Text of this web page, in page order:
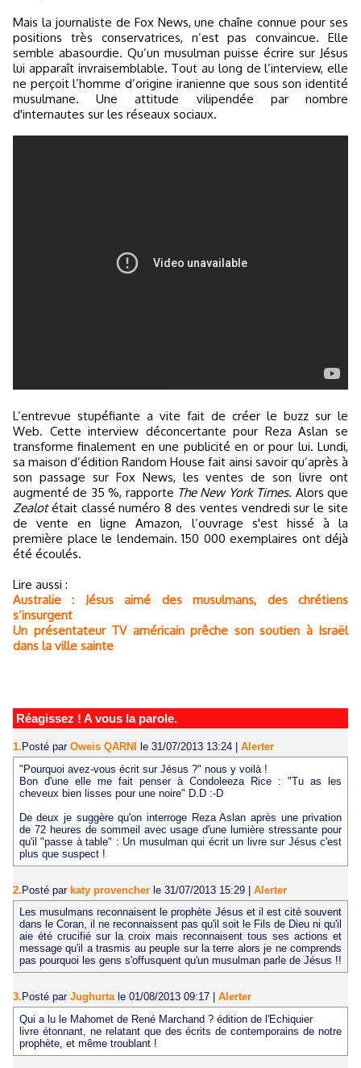
Mais la journaliste de Fox News, une chaîne connue pour ses
positions très conservatrices, n’est pas convaincue. Elle
semble abasourdie. Qu’un musulman puisse écrire sur Jésus
lui apparaît invraisemblable. Tout au long de l’interview, elle
ne perçoit l’homme d’origine iranienne que sous son identité
musulmane. Une attitude vilipendée par nombre
d'internautes sur les réseaux sociaux.
L’entrevue stupéfiante a vite fait de créer le buzz sur le
Web. Cette interview déconcertante pour Reza Aslan se
transforme finalement en une publicité en or pour lui. Lundi,
sa maison d’édition Random House fait ainsi savoir qu’après à
son passage sur Fox News, les ventes de son livre ont
augmenté de 35 %, rapporte The New York Times. Alors que
Zealotétait classé numéro 8 des ventes vendredi sur le site
de vente en ligne Amazon, l’ouvrage s'est hissé à la
première place le lendemain. 150 000 exemplaires ont déjà
été écoulés.
Lire aussi :
Australie : Jésus aimé des musulmans, des chrétiens
s’insurgent
Un présentateur TV américain prêche son soutien à Israël
dans la ville sainte
Réagissez ! A vous la parole.
1. Posté par Oweis QARNI le 31/07/2013 13:24
Alerter
"Pourquoi avez-vous écrit sur Jésus ?" nous y voilà !
Bon d'une elle me fait penser à Condoleeza Rice : "Tu as les
cheveux bien lisses pour une noire" D.D :-D
De deux je suggère qu'on interroge Reza Aslan après une privation
de 72 heures de sommeil avec usage d'une lumière stressante pour
qu'il "passe à table" : Un musulman qui écrit un livre sur Jésus c'est
plus que suspect !
2.Posté par katy provencher le 31/07/2013 15:29 | Alerter
Les musulmans reconnaisent le prophète Jésus et il est cité souvent
dans le Coran, il ne reconnaissent pas qu'il soit le Fils de Dieu ni qu'il
aie été crucifié sur la croix mais reconnaisent tous ses actions et
message qu'il a trasmis au peuple sur la terre alors je ne comprends
pas pourquoi les gens s'offusquent qu'un musulman parle de Jésus !!
3. Posté par Jughurta le 01/08/2013 09:17
Alerter
Qui a lu le Mahomet de René Marchand ? édition de l'Echiquier
livre étonnant, ne relatant que des écrits de contemporains de notre
prophète, et même troublant !